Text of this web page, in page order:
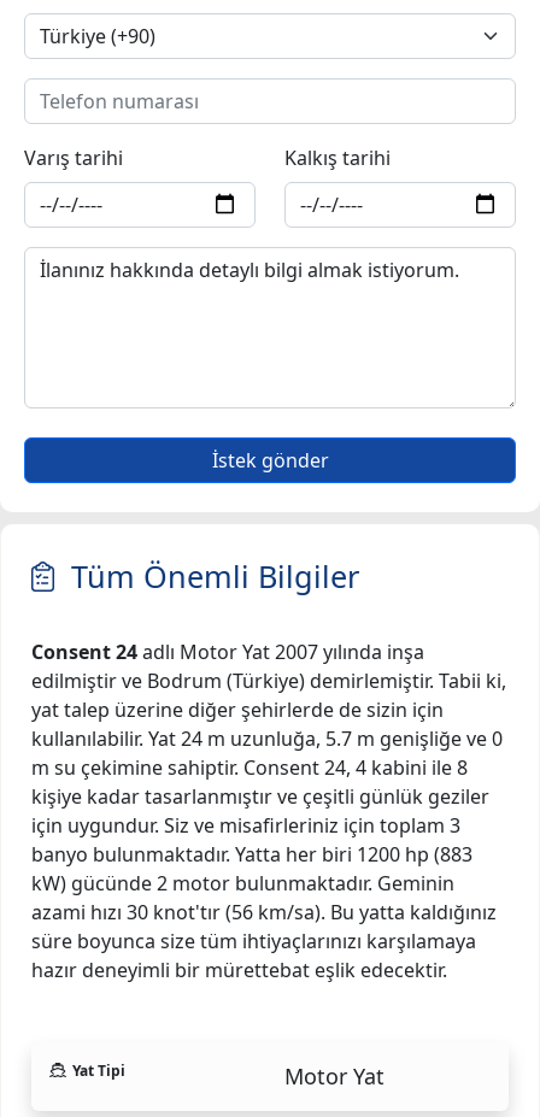
Varış tarihi Kalkış tarihi
İstek gönder
Tüm Önemli Bilgiler
Consent 24adlı Motor Yat 2007 yılında inşa
edilmiştir ve Bodrum (Türkiye) demirlemiştir. Tabii ki,
yat talep üzerine diğer şehirlerde de sizin için
kullanılabilir. Yat 24 m uzunluğa, 5.7 m genişliğe ve 0
m su çekimine sahiptir. Consent 24, 4 kabini ile 8
kişiye kadar tasarlanmıştır ve çeşitli günlük geziler
için uygundur. Siz ve misafirleriniz için toplam 3
banyo bulunmaktadır. Yatta her biri 1200 hp (883
kW) gücünde 2 motor bulunmaktadır. Geminin
azami hızı 30 knot'tır (56 km/sa). Bu yatta kaldığınız
süre boyunca size tüm ihtiyaçlarınızı karşılamaya
hazır deneyimli bir mürettebat eşlik edecektir.
Yat Tipi Motor Yat